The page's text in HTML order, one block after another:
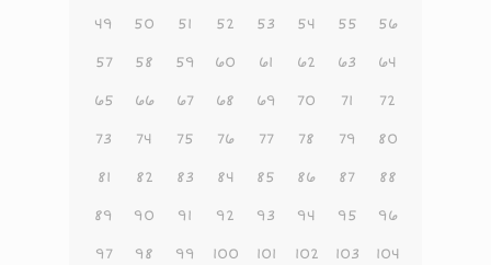
49 50 51 52 53 54 55 56
57 58 59 60 61 62 63 64
65 66 67 68 69 70 71 72
73 74 75 76 77 78 79 80
81 82 83 84 85 86 87 88
89 90 91 92 93 94 95 96
97 98 99 100 101 102 103 104